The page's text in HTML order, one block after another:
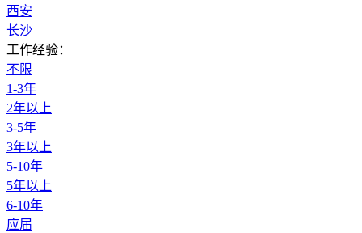
西安
长沙
工作经验：
不限
1-3年
2年以上
3-5年
3年以上
5-10年
5年以上
6-10年
应届